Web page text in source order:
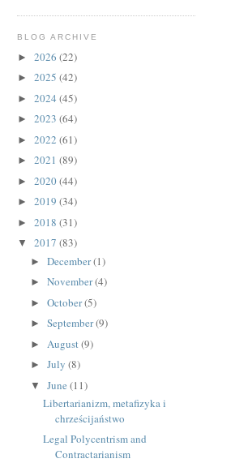
BLOG ARCHIVE
► 2026 (22)
► 2025 (42)
► 2024 (45)
► 2023 (64)
► 2022 (61)
► 2021 (89)
► 2020(44)
► 2019 (34)
► 2018 (31)
▼ 2017 (83)
► December(1)
► November(4)
► October(5)
► September(9)
► August(9)
► July (8)
▼ June (11)
Libertarianizm, metafizyka i
chrześcijaństwo
Legal Polycentrism and
Contractarianism